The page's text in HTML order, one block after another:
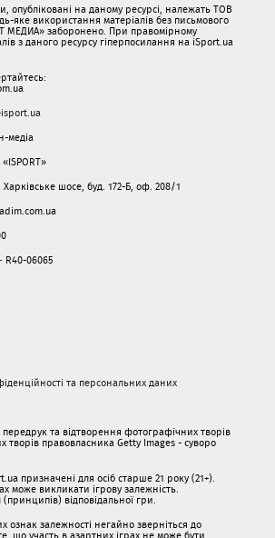
опубліковані на даному ресурсі, належать ТОВ
яке використання матеріалів без письмового
МЕДИА» заборонено. При правомірному
з даного ресурсу гіперпосилання на iSport.ua
медіа
Харківське шосе, буд. 172-Б, оф. 208/1
R40-06065
та персональних даних
та відтворення фотографічних творів
творів правовласника Getty Images - суворо
призначені для осіб старше 21 року (21+).
може викликати ігрову залежність.
відповідальної гри.
ознак залежності негайно зверніться до
що участь в азартних іграх не може бути